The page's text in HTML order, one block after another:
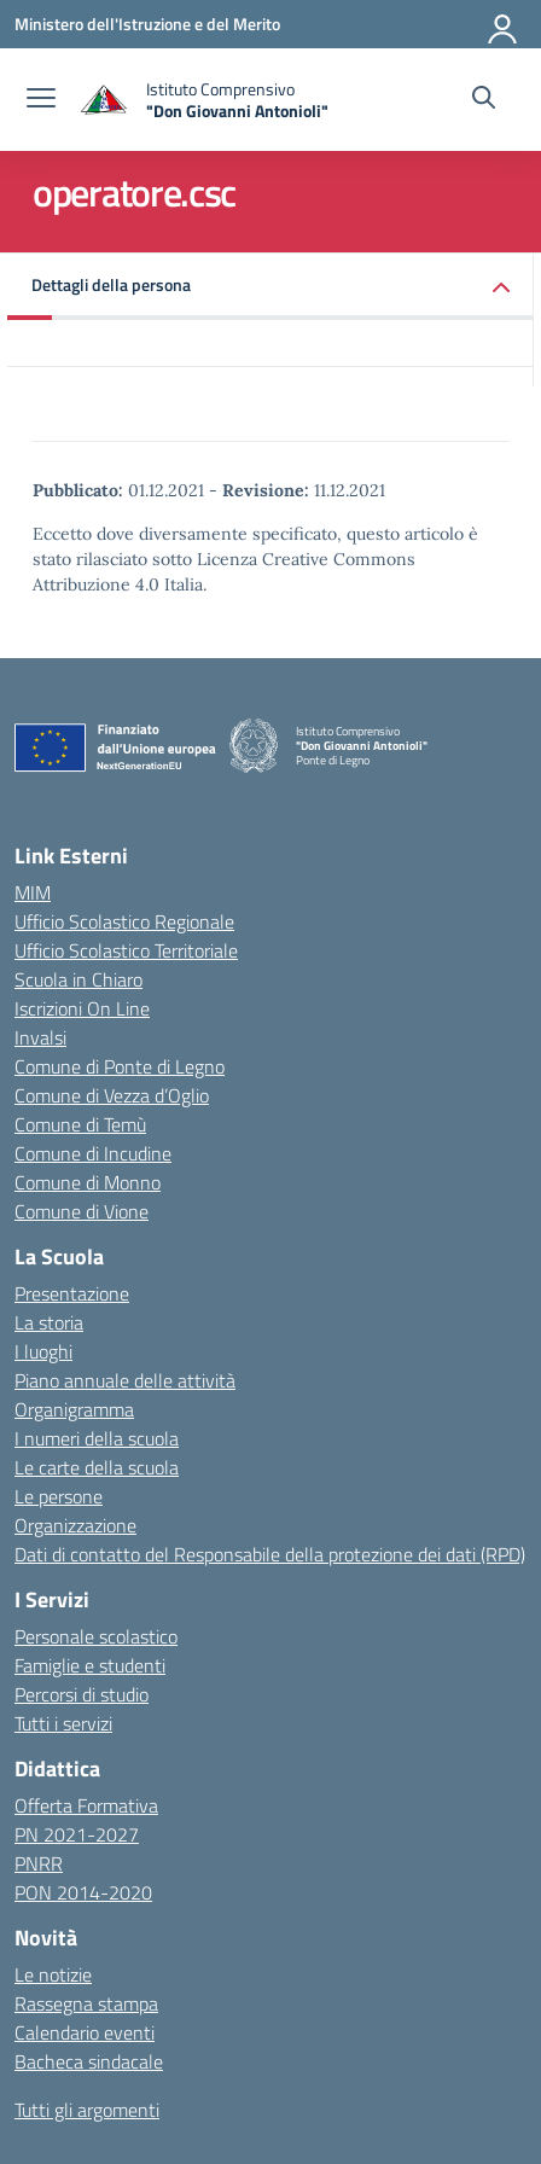
Vai ai contenuti
Vai al menu di navigazione
Vai al footer
Ministero dell'Istruzione e del Merito
Istituto Comprensivo
"Don Giovanni Antonioli"
operatore.csc
Dettagli della persona
Pubblicato: 01.12.2021 - Revisione: 11.12.2021
Eccetto dove diversamente specificato, questo articolo è
stato rilasciato sotto Licenza Creative Commons
Attribuzione 4.0 Italia.
Istituto Comprensivo
"Don Giovanni Antonioli"
Ponte di Legno
— Visita la pagina iniziale della scuola
Link Esterni
MIM
Ufficio Scolastico Regionale
Ufficio Scolastico Territoriale
Scuola in Chiaro
Iscrizioni On Line
Invalsi
Comune di Ponte di Legno
Comune di Vezza d’Oglio
Comune di Temù
Comune di Incudine
Comune di Monno
Comune di Vione
La Scuola
Presentazione
La storia
I luoghi
Piano annuale delle attività
Organigramma
I numeri della scuola
Le carte della scuola
Le persone
Organizzazione
Dati di contatto del Responsabile della protezione dei dati (RPD)
I Servizi
Personale scolastico
Famiglie e studenti
Percorsi di studio
Tutti i servizi
Didattica
Offerta Formativa
PN 2021-2027
PNRR
PON 2014-2020
Novità
Le notizie
Rassegna stampa
Calendario eventi
Bacheca sindacale
Tutti gli argomenti